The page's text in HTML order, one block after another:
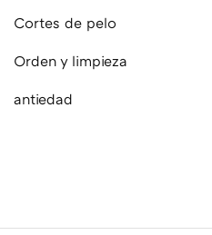
Cortes de pelo
Orden y limpieza
antiedad